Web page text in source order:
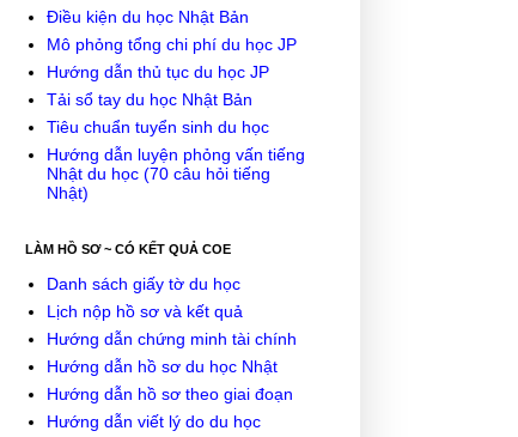
Điều kiện du học Nhật Bản
Mô phỏng tổng chi phí du học JP
Hướng dẫn thủ tục du học JP
Tải sổ tay du học Nhật Bản
Tiêu chuẩn tuyển sinh du học
Hướng dẫn luyện phỏng vấn tiếng
Nhật du học (70 câu hỏi tiếng
Nhật)
LÀM HỒ SƠ ~ CÓ KẾT QUẢ COE
Danh sách giấy tờ du học
Lịch nộp hồ sơ và kết quả
Hướng dẫn chứng minh tài chính
Hướng dẫn hồ sơ du học Nhật
Hướng dẫn hồ sơ theo giai đoạn
Hướng dẫn viết lý do du học